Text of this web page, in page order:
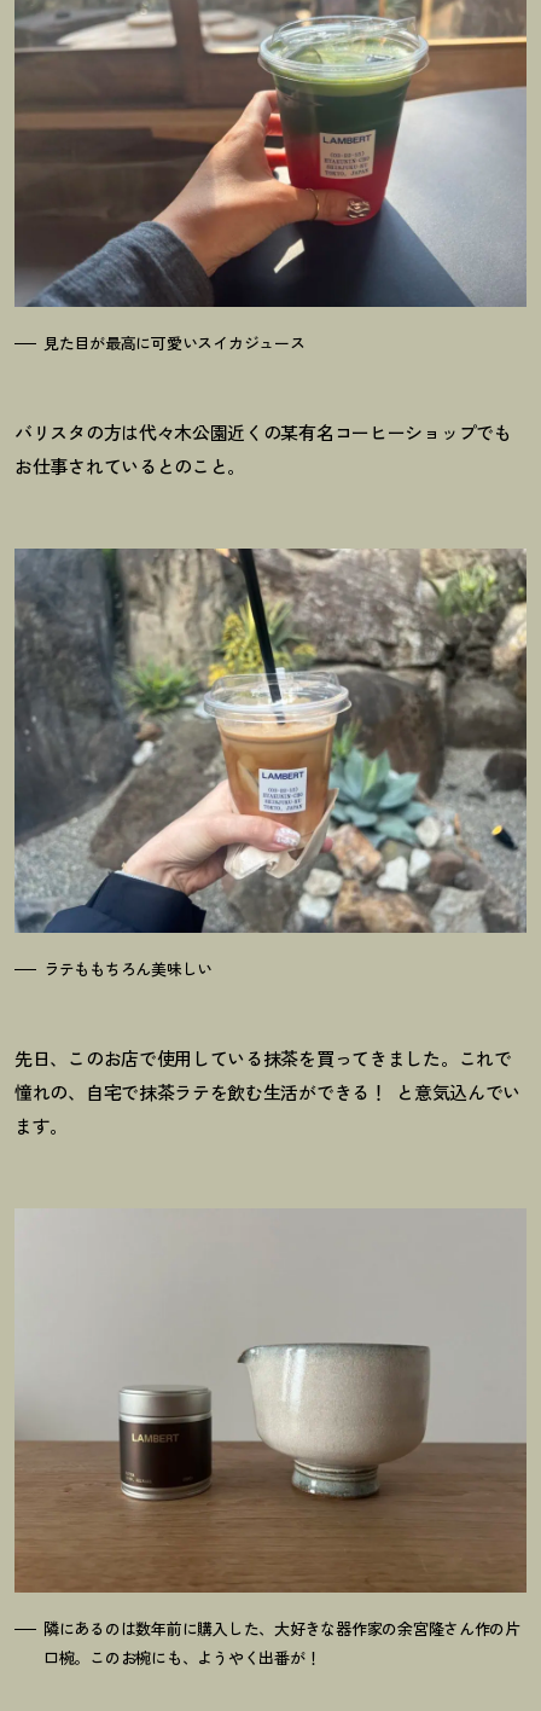
見た目が最高に可愛いスイカジュース
バリスタの方は代々木公園近くの某有名コーヒーショップでも
お仕事されているとのこと。
ラテももちろん美味しい
先日、このお店で使用している抹茶を買ってきました。これで
憧れの、自宅で抹茶ラテを飲む生活ができる ！
と意気込んでい
ます。
隣にあるのは数年前に購入した、大好きな器作家の余宮隆さん作の片
口椀。このお椀にも、ようやく出番が！